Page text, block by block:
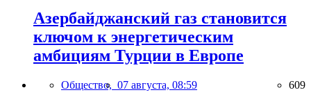
Азербайджанский газ становится
ключом к энергетическим
амбициям Турции в Европе
Общество, 07 августа, 08:59 609